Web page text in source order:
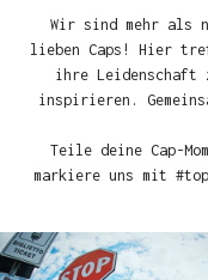
Wir sind mehr als
lieben Caps! Hier
ihre Leidenschaft
inspirieren.
Teile deine Cap-
markiere uns mit